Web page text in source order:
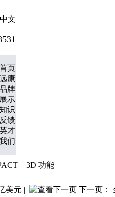
文
首页
康
牌
示
识
馈
才
们
+ 3D 功能
美元 | 下一页：